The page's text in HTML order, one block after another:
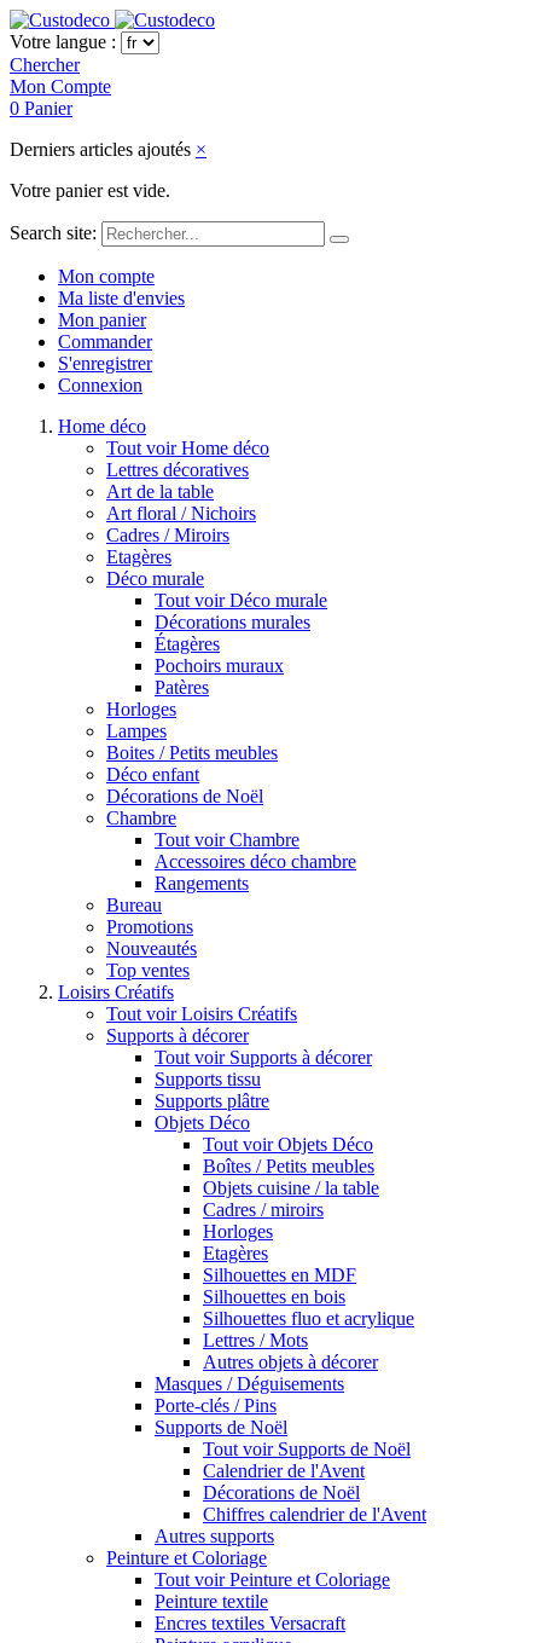
Votre langue :
Chercher
Mon Compte
0 Panier
Derniers articles ajoutés ×
Votre panier est vide.
Search site:
Mon compte
Ma liste d'envies
Mon panier
Commander
S'enregistrer
Connexion
Home déco
Tout voir Home déco
Lettres décoratives
Art de la table
Art floral / Nichoirs
Cadres / Miroirs
Etagères
Déco murale
Tout voir Déco murale
Décorations murales
Étagères
Pochoirs muraux
Patères
Horloges
Lampes
Boites / Petits meubles
Déco enfant
Décorations de Noël
Chambre
Tout voir Chambre
Accessoires déco chambre
Rangements
Bureau
Promotions
Nouveautés
Top ventes
Loisirs Créatifs
Tout voir Loisirs Créatifs
Supports à décorer
Tout voir Supports à décorer
Supports tissu
Supports plâtre
Objets Déco
Tout voir Objets Déco
Boîtes / Petits meubles
Objets cuisine / la table
Cadres / miroirs
Horloges
Etagères
Silhouettes en MDF
Silhouettes en bois
Silhouettes fluo et acrylique
Lettres / Mots
Autres objets à décorer
Masques / Déguisements
Porte-clés / Pins
Supports de Noël
Tout voir Supports de Noël
Calendrier de l'Avent
Décorations de Noël
Chiffres calendrier de l'Avent
Autres supports
Peinture et Coloriage
Tout voir Peinture et Coloriage
Peinture textile
Encres textiles Versacraft